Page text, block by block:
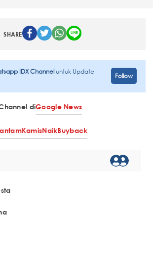
SHARE
IDX Channeluntuk Update
Follow
diGoogle News
KamisNaikBuyback